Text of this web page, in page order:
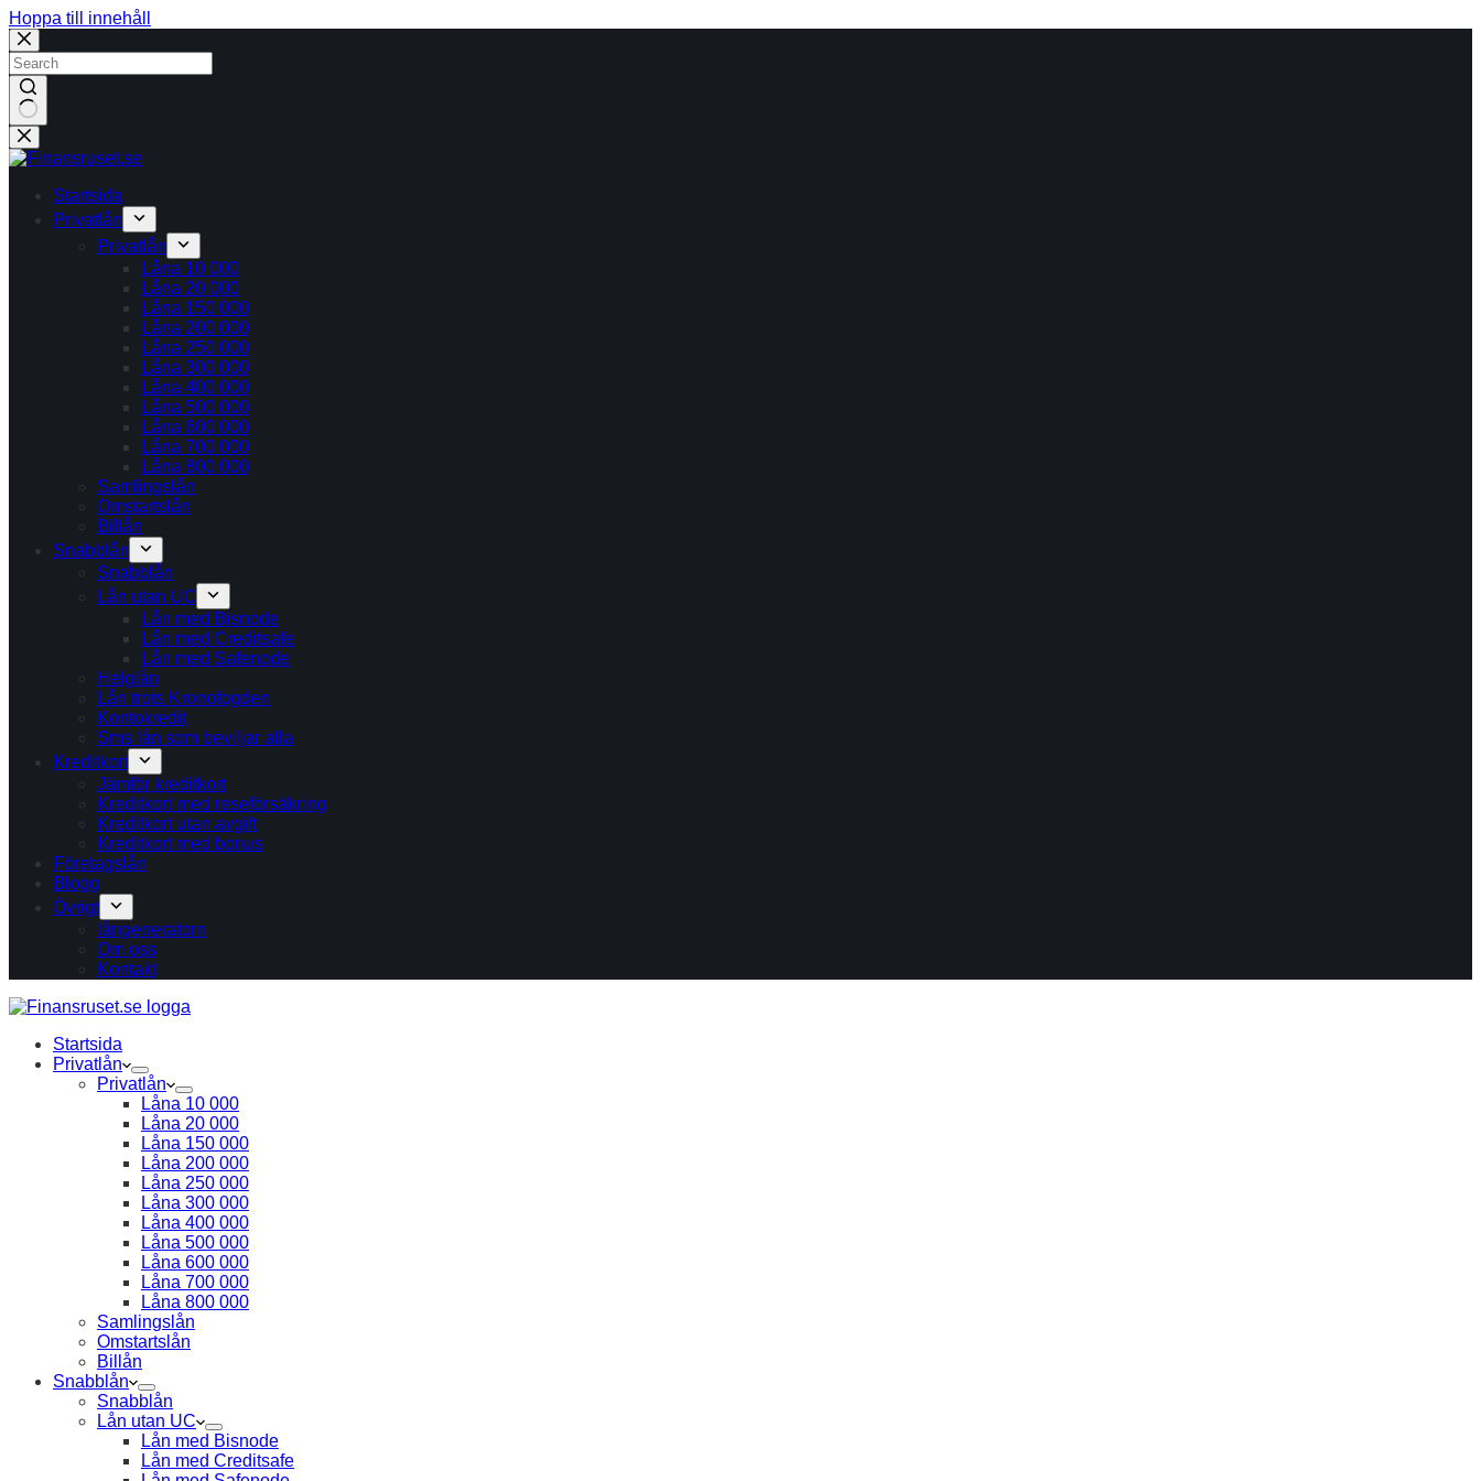
Hoppa till innehåll
Inga
resultat
Startsida
Privatlån
Privatlån
Låna 10 000
Låna 20 000
Låna 150 000
Låna 200 000
Låna 250 000
Låna 300 000
Låna 400 000
Låna 500 000
Låna 600 000
Låna 700 000
Låna 800 000
Samlingslån
Omstartslån
Billån
Snabblån
Snabblån
Lån utan UC
Lån med Bisnode
Lån med Creditsafe
Lån med Safenode
Helglån
Lån trots Kronofogden
Kontokredit
Sms lån som beviljar alla
Kreditkort
Jämför kreditkort
Kreditkort med reseförsäkring
Kreditkort utan avgift
Kreditkort med bonus
Företagslån
Blogg
Övrigt
långeneratorn
Om oss
Kontakt
Startsida
Privatlån
Privatlån
Låna 10 000
Låna 20 000
Låna 150 000
Låna 200 000
Låna 250 000
Låna 300 000
Låna 400 000
Låna 500 000
Låna 600 000
Låna 700 000
Låna 800 000
Samlingslån
Omstartslån
Billån
Snabblån
Snabblån
Lån utan UC
Lån med Bisnode
Lån med Creditsafe